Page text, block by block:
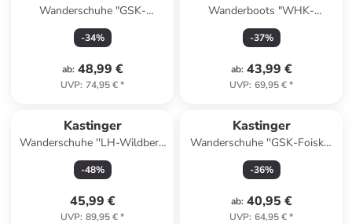
Wanderschuhe "GSK-
Norderner Low XT KTX" in
Grau/ Türkis
-34%
ab: 48,99 €
UVP: 74,95 €*
Wanderboots "WHK-
Grunberry High XT KTX" in
Lila/ Pink
-37%
ab: 43,99 €
UVP: 69,95 €*
Kastinger
Wanderschuhe ''LH-Wildberg
low KTX'' in Schwarz/ Rot
-48%
45,99 €
UVP: 89,95 €*
Kastinger
Wanderschuhe ''GSK-Foiskar
low KTX'' in Oliv/ Limette
-36%
ab: 40,95 €
UVP: 64,95 €*